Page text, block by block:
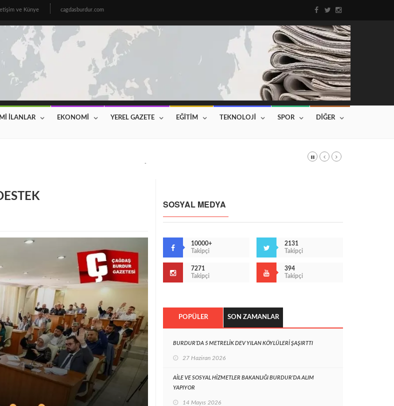
ve Künye cagdasburdur.com
İLANLAR EKONOMİ YEREL GAZETE EĞİTİM TEKNOLOJİ SPOR DİĞER
HABER GELDİ! 2026 YILI FİYATLAR AÇIKLANDI
SOSYAL MEDYA
10000+
Takipçi
2131
Takipçi
7271
Takipçi
394
Takipçi
POPÜLER SON ZAMANLAR
BURDUR’DA 5 METRELİK DEV YILAN KÖYLÜLERİ ŞAŞIRTTI
27 Haziran 2026
AİLE VE SOSYAL HİZMETLER BAKANLIĞI BURDUR’DA ALIM
YAPIYOR
14 Mayıs 2026